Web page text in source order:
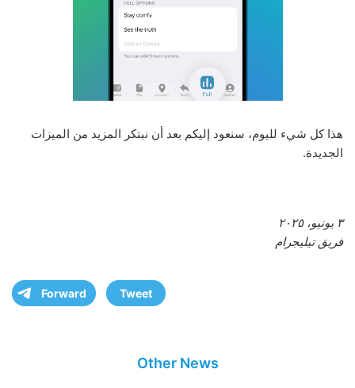
هذا كل شيء لليوم، سنعود إليكم بعد أن نبتكر المزيد من الميزات
الجديدة.
٣ يونيو، ٢٠٢٥
فريق تيليجرام
Forward Tweet
Other News